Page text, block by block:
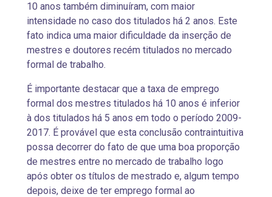
10 anos também diminuíram, com maior
intensidade no caso dos titulados há 2 anos. Este
fato indica uma maior dificuldade da inserção de
mestres e doutores recém titulados no mercado
formal de trabalho.
É importante destacar que a taxa de emprego
formal dos mestres titulados há 10 anos é inferior
à dos titulados há 5 anos em todo o período 2009-
2017. É provável que esta conclusão contraintuitiva
possa decorrer do fato de que uma boa proporção
de mestres entre no mercado de trabalho logo
após obter os títulos de mestrado e, algum tempo
depois, deixe de ter emprego formal ao